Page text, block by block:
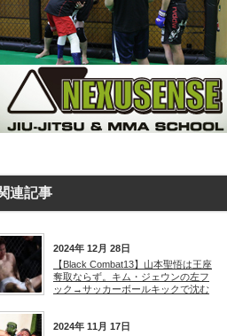
連記事
2024年 12月 28日
【Black Combat13】山本聖悟は王座
奪取ならず。キム・ジェウンの左フ
ック→サッカーボールキックで沈む
2024年 11月 17日